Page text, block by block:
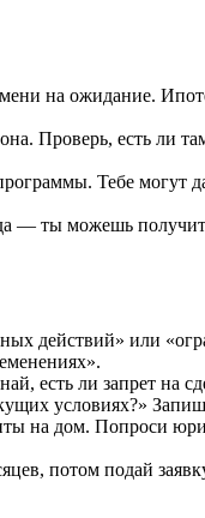
на ожидание.
Проверь, есть ли
Тебе могут
— ты можешь
действий» или
есть ли запрет на
условиях?»
на дом. Попроси
потом подай